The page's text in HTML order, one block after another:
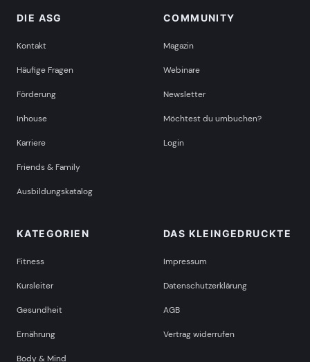
DIE ASG
Kontakt
Häufige Fragen
Förderung
Inhouse
Karriere
Friends & Family
Ausbildungskatalog
COMMUNITY
Magazin
Webinare
Newsletter
Möchtest du umbuchen?
Login
KATEGORIEN
Fitness
Kursleiter
Gesundheit
Ernährung
Body & Mind
DAS KLEINGEDRUCKTE
Impressum
Datenschutzerklärung
AGB
Vertrag widerrufen